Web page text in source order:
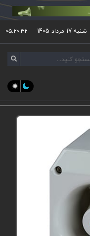
شنبه 17 مرداد 1405 ۰۵:۲۰:۳۲